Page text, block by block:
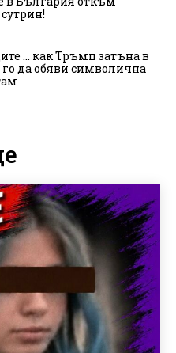
… как Тръмп затъна в
да обяви символична